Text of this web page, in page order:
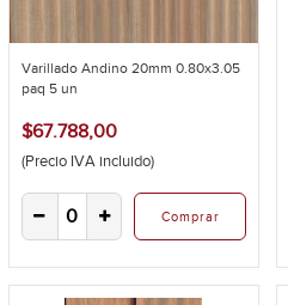
Varillado Andino 20mm 0.80x3.05
paq 5 un
$67.788,00
(Precio IVA incluido)
Comprar